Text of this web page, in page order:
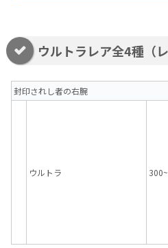
ウルトラレア全4種（レ
封印されし者の右腕
ウルトラ